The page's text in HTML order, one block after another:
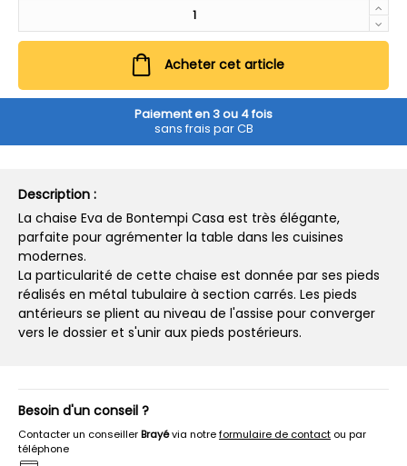
Acheter cet article
Paiement en 3 ou 4 fois
sans frais par CB
Description :
La chaise Eva de Bontempi Casa est très élégante,
parfaite pour agrémenter la table dans les cuisines
modernes.
La particularité de cette chaise est donnée par ses pieds
réalisés en métal tubulaire à section carrés. Les pieds
antérieurs se plient au niveau de l'assise pour converger
vers le dossier et s'unir aux pieds postérieurs.
Besoin d'un conseil ?
Contacter un conseillerBrayévia notreformulaire de contact ou par
téléphone